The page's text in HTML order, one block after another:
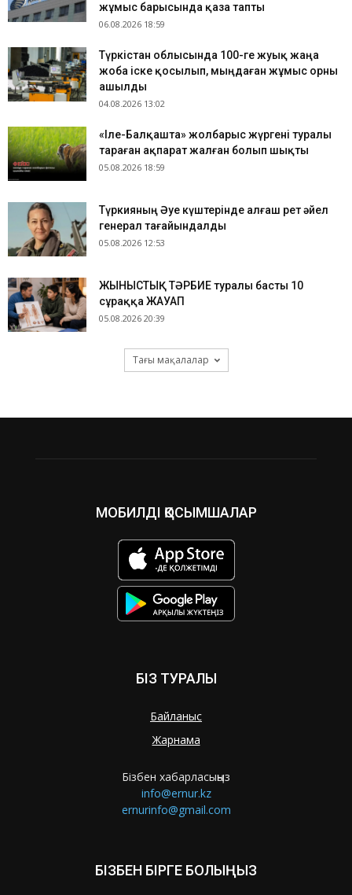
жұмыс барысында қаза тапты
06.08.2026 18:59
Түркістан облысында 100-ге жуық жаңа
жоба іске қосылып, мыңдаған жұмыс орны
ашылды
04.08.2026 13:02
«Іле-Балқашта» жолбарыс жүргені туралы
тараған ақпарат жалған болып шықты
05.08.2026 18:59
Түркияның Әуе күштерінде алғаш рет әйел
генерал тағайындалды
05.08.2026 12:53
ЖЫНЫСТЫҚ ТӘРБИЕ туралы басты 10
сұраққа ЖАУАП
05.08.2026 20:39
Тағы мақалалар
МОБИЛДІ ҚОСЫМШАЛАР
БІЗ ТУРАЛЫ
Байланыс
Жарнама
Бізбен хабарласыңыз
info@ernur.kz
ernurinfo@gmail.com
БІЗБЕН БІРГЕ БОЛЫҢЫЗ